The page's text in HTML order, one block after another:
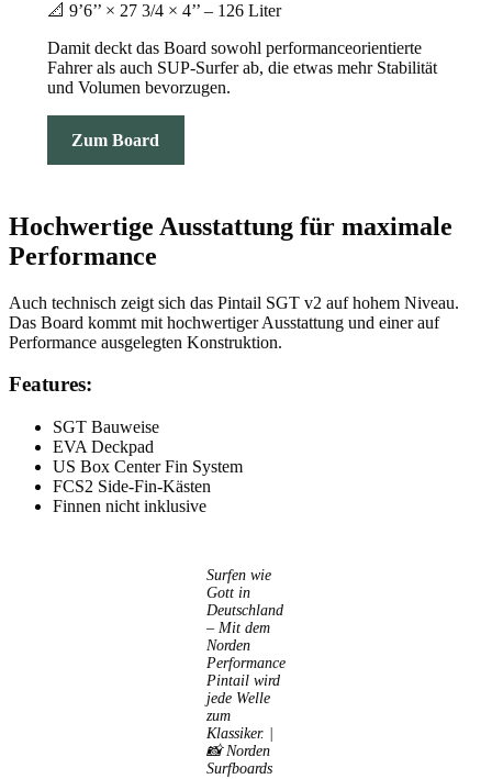
📐 9’6’’ × 27 3/4 × 4’’ – 126 Liter
Damit deckt das Board sowohl performanceorientierte
Fahrer als auch SUP-Surfer ab, die etwas mehr Stabilität
und Volumen bevorzugen.
Zum Board
Hochwertige Ausstattung für maximale
Performance
Auch technisch zeigt sich das Pintail SGT v2 auf hohem Niveau.
Das Board kommt mit hochwertiger Ausstattung und einer auf
Performance ausgelegten Konstruktion.
Features:
SGT Bauweise
EVA Deckpad
US Box Center Fin System
FCS2 Side-Fin-Kästen
Finnen nicht inklusive
Surfen wie
Gott in
Deutschland
– Mit dem
Norden
Performance
Pintail wird
jede Welle
zum
Klassiker. |
📸 Norden
Surfboards